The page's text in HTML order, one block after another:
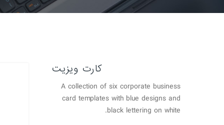
کارت ویزیت
A collection of six corporate business
card templates with blue designs and
black lettering on white.